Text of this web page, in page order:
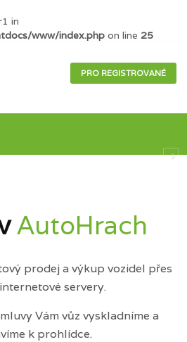
in
www/index.php on line 25
PRO REGISTROVANÉ
AutoHrach
prodej a výkup vozidel přes
servery.
Vám vůz vyskladníme a
k prohlídce.